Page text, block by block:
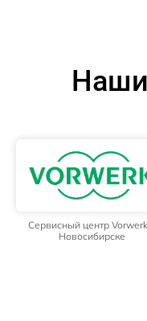
Сервисный центр
Новосибирске